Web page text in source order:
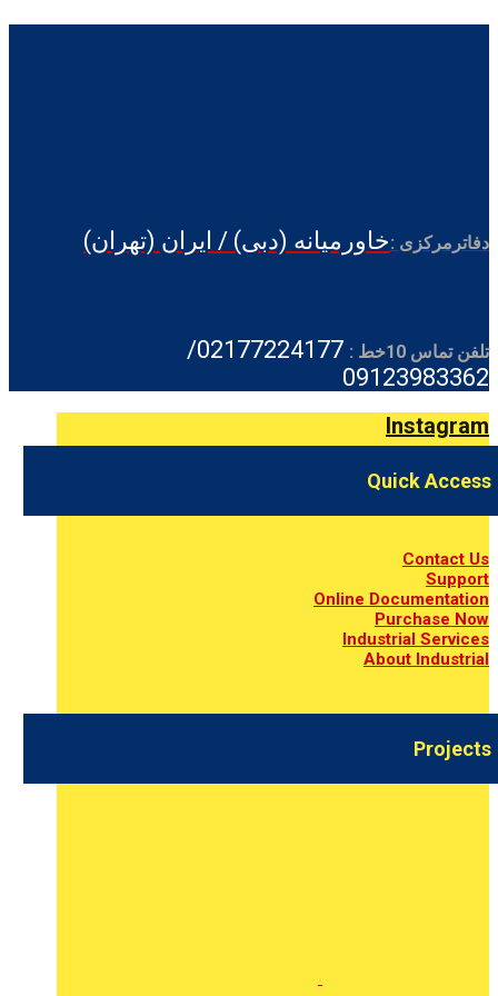
دفاترمرکزی :خاورمیانه (دبی) / ایران (تهران)
تلفن تماس 10خط :
02177224177/
09123983362
Instagram
Quick Access
Contact Us
Support
Online Documentation
Purchase Now
Industrial Services
About Industrial
Projects